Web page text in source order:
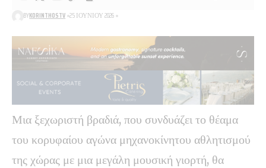
BYKORINTHOSTV 25 ΙΟΥΝΊΟΥ 2026
Μια ξεχωριστή βραδιά, που συνδυάζει το θέαμα
του κορυφαίου αγώνα μηχανοκίνητου αθλητισμού
της χώρας με μια μεγάλη μουσική γιορτή, θα